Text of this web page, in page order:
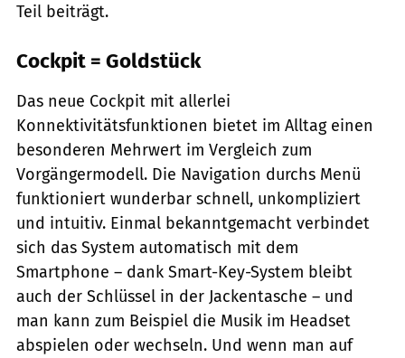
Teil beiträgt.
Cockpit = Goldstück
Das neue Cockpit mit allerlei
Konnektivitätsfunktionen bietet im Alltag einen
besonderen Mehrwert im Vergleich zum
Vorgängermodell. Die Navigation durchs Menü
funktioniert wunderbar schnell, unkompliziert
und intuitiv. Einmal bekanntgemacht verbindet
sich das System automatisch mit dem
Smartphone – dank Smart-Key-System bleibt
auch der Schlüssel in der Jackentasche – und
man kann zum Beispiel die Musik im Headset
abspielen oder wechseln. Und wenn man auf